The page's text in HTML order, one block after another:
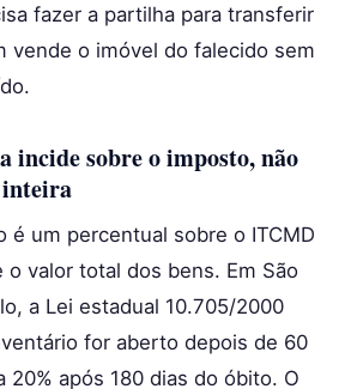
fazer a partilha para transferir
vende o imóvel do falecido sem
incide sobre o imposto, não
inteira
é um percentual sobre o ITCMD
o valor total dos bens. Em São
a Lei estadual 10.705/2000
for aberto depois de 60
20% após 180 dias do óbito. O